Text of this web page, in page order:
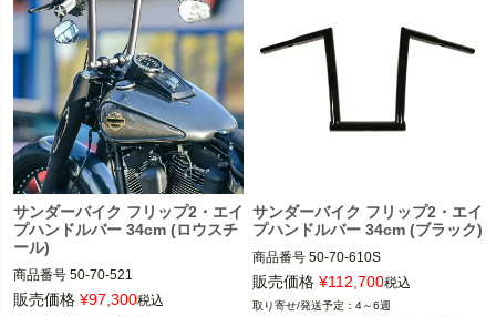
サンダーバイク フリップ2・エイ
プハンドルバー 34cm (ロウスチ
ール)
商品番号 50-70-521
販売価格 ¥97,300税込
サンダーバイク フリップ2・エイ
プハンドルバー 34cm (ブラック)
商品番号 50-70-610S
販売価格 ¥112,700税込
4～6週